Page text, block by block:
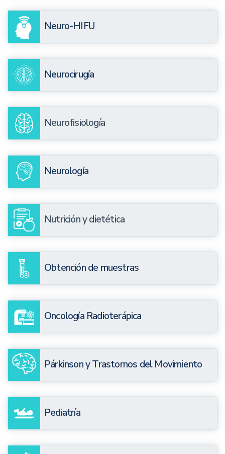
Neuro-HIFU
Neurocirugía
Neurofisiología
Neurología
Nutrición y dietética
Obtención de muestras
Oncología Radioterápica
Párkinson y Trastornos del Movimiento
Pediatría